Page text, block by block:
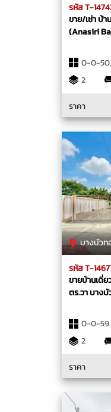
รหัส T-
ขาย/เช่า บ้
(Anasiri
0-0-
2
ราคา
บางบัวทอง
รหัส T-
ขายบ้านเดี่ย
ตร.วา บาง
0-0-
2
ราคา